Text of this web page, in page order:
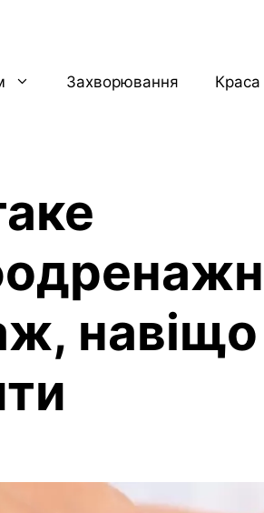
Захворювання Краса
навіщо